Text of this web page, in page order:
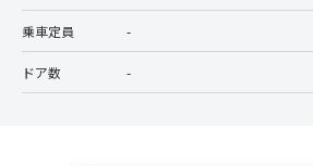
乗車定員 -
ドア数 -